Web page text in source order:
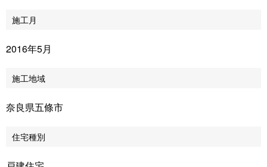
施工月
2016年5月
施工地域
奈良県五條市
住宅種別